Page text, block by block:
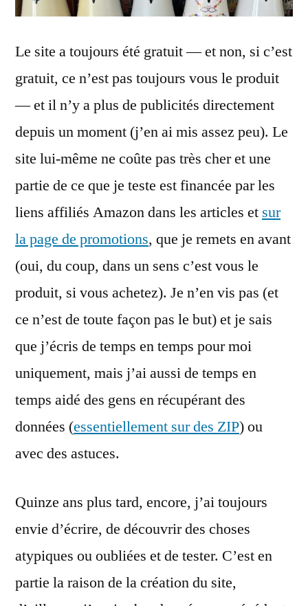
Le site a toujours été gratuit — et non, si c’est
gratuit, ce n’est pas toujours vous le produit
— et il n’y a plus de publicités directement
depuis un moment (j’en ai mis assez peu). Le
site lui-même ne coûte pas très cher et une
partie de ce que je teste est financée par les
liens affiliés Amazon dans les articles et sur
la page de promotions, que je remets en avant
(oui, du coup, dans un sens c’est vous le
produit, si vous achetez). Je n’en vis pas (et
ce n’est de toute façon pas le but) et je sais
que j’écris de temps en temps pour moi
uniquement, mais j’ai aussi de temps en
temps aidé des gens en récupérant des
données (essentiellement sur des ZIP) ou
avec des astuces.
Quinze ans plus tard, encore, j’ai toujours
envie d’écrire, de découvrir des choses
atypiques ou oubliées et de tester. C’est en
partie la raison de la création du site,